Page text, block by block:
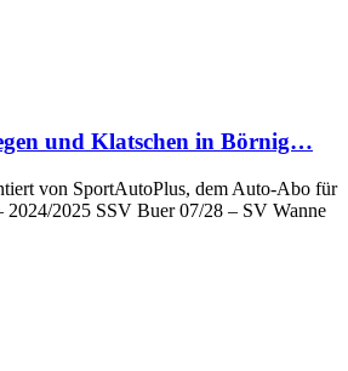
und Klatschen in Börnig…
von SportAutoPlus, dem Auto-Abo für
2024/2025 SSV Buer 07/28 – SV Wanne